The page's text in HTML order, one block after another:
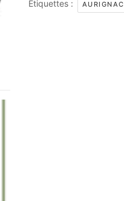
Étiquettes : AURIGNAC